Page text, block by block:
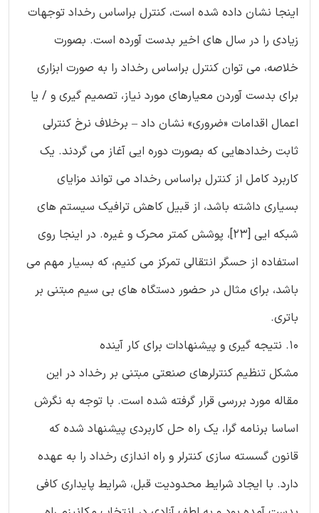
اینجا نشان داده شده است، کنترل براساس رخداد توجهات
زیادی را در سال های اخیر بدست آورده است. بصورت
خلاصه، می توان کنترل براساس رخداد را به صورت ابزاری
برای بدست آوردن معیارهای مورد نیاز، تصمیم گیری و / یا
اعمال اقدامات «ضروری» نشان داد – برخلاف نرخ کنترلی
ثابت رخدادهایی که بصورت دوره ایی آغاز می گردند. یک
کاربرد کامل از کنترل براساس رخداد می تواند مزایای
بسیاری داشته باشد، از قبیل کاهش ترافیک سیستم های
شبکه ایی [23]، پوشش کمتر محرک و غیره. در اینجا روی
استفاده از حسگر انتقالی تمرکز می کنیم، که بسیار مهم می
باشد، برای مثال در حضور دستگاه های بی سیم مبتنی بر
باتری.
10. نتیجه گیری و پیشنهادات برای کار آینده
مشکل تنظیم کنترلرهای صنعتی مبتنی بر رخداد در این
مقاله مورد بررسی قرار گرفته شده است. با توجه به نگرش
اساسا برنامه گرا، یک راه حل کاربردی پیشنهاد شده که
قانون گسسته سازی کنترلر و راه اندازی رخداد را به عهده
دارد. با ایجاد شرایط محدودیت قبل، شرایط پایداری کافی